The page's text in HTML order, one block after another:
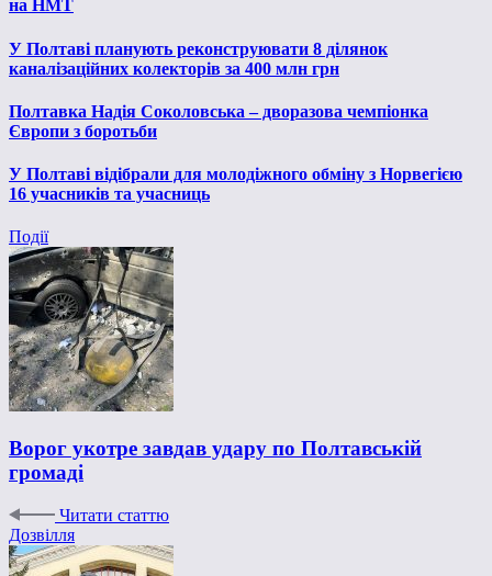
на НМТ
У Полтаві планують реконструювати 8 ділянок
каналізаційних колекторів за 400 млн грн
Полтавка Надія Соколовська – дворазова чемпіонка
Європи з боротьби
У Полтаві відібрали для молодіжного обміну з Норвегією
16 учасників та учасниць
Події
Ворог укотре завдав удару по Полтавській
громаді
Читати статтю
Дозвілля